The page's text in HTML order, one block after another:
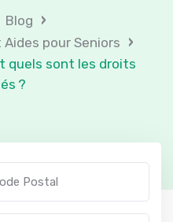
Blog ›
pour Seniors ›
quels sont les droits
?